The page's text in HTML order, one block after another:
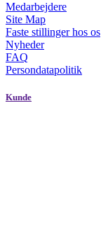
Medarbejdere
Site Map
Faste stillinger hos os
Nyheder
FAQ
Persondatapolitik
Kunde